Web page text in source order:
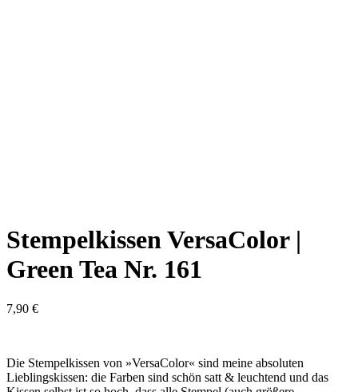
Stempelkissen VersaColor |
Green Tea Nr. 161
7,90 €
Die Stempelkissen von »VersaColor« sind meine absoluten
Lieblingskissen: die Farben sind schön satt & leuchtend und das